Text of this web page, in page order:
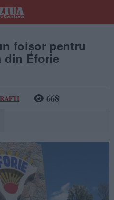
foișor pentru
din Eforie
668